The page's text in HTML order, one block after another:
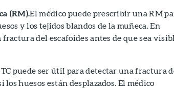
(RM).El médico puede prescribir una RM
y los tejidos blandos de la muñeca. En
del escafoides antes de que sea
puede ser útil para detectar una fractura
huesos están desplazados. El médico